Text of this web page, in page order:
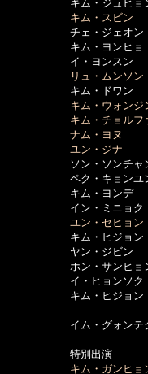
キム・ジュヒョン　
キム・スビン
チェ・ジェオン　　
キム・ヨンヒョ　　
イ・ヨンスン　　　
リュ・ムンソン
キム・ドワン　　　
キム・ウォンジ
キム・チョルフ
ナム・ヨヌ
→
ユン・ジナ →
ソン・ソンチャン　　
ペク・キョンユン　　
キム・ヨンデ　　　
イン・ミニョク　　
ユン・セヒョン
キム・ヒジョン　　
ヤン・ジビン　　　
ホン・サンヒョン　
イ・ヒョンソク　　
キム・ヒジョン　　
イム・グォンテク（林
特別出演
キム・ガンヒョ